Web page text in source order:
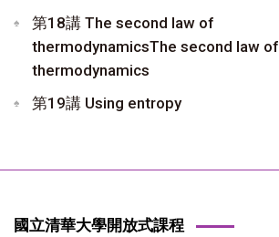
第18講 The second law of
thermodynamicsThe second law of
thermodynamics
第19講 Using entropy
國立清華大學開放式課程